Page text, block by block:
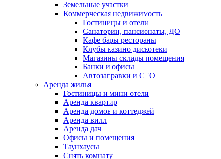
Земельные участки
Коммерческая недвижимость
Гостиницы и отели
Санатории, пансионаты, ДО
Кафе бары рестораны
Клубы казино дискотеки
Магазины склады помещения
Банки и офисы
Автозаправки и СТО
Аренда жилья
Гостиницы и мини отели
Аренда квартир
Аренда домов и коттеджей
Аренда вилл
Аренда дач
Офисы и помещения
Таунхаусы
Снять комнату